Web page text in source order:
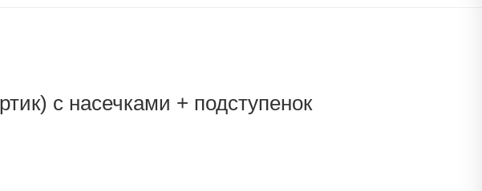
с насечками + подступенок